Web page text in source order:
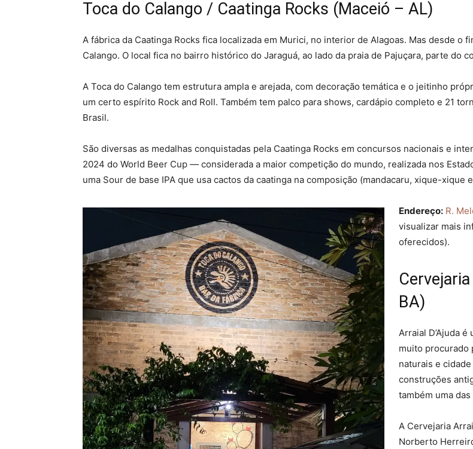
Toca do Calango / Caatinga Rocks (Maceió – AL)
A fábrica da Caatinga Rocks fica localizada em Murici, no interior de Alagoas. Mas desde o
Calango. O local fica no bairro histórico do Jaraguá, ao lado da praia de Pajuçara, parte do
A Toca do Calango tem estrutura ampla e arejada, com decoração temática e o jeitinho
um certo espírito Rock and Roll. Também tem palco para shows, cardápio completo e 21
Brasil.
São diversas as medalhas conquistadas pela Caatinga Rocks em concursos nacionais e
2024 do World Beer Cup — considerada a maior competição do mundo, realizada nos
uma Sour de base IPA que usa cactos da caatinga na composição (mandacaru, xique-xique
Endereço: R.
visualizar mais
oferecidos).
BA)
Arraial D’Ajuda
muito procurado
naturais e
construções
também uma
A Cervejaria
Norberto